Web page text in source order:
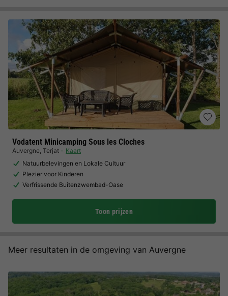
Vodatent Minicamping Sous les Cloches
Auvergne, Terjat
Kaart
Natuurbelevingen en Lokale Cultuur
Plezier voor Kinderen
Verfrissende Buitenzwembad-Oase
Toon prijzen
Meer resultaten in de omgeving van Auvergne